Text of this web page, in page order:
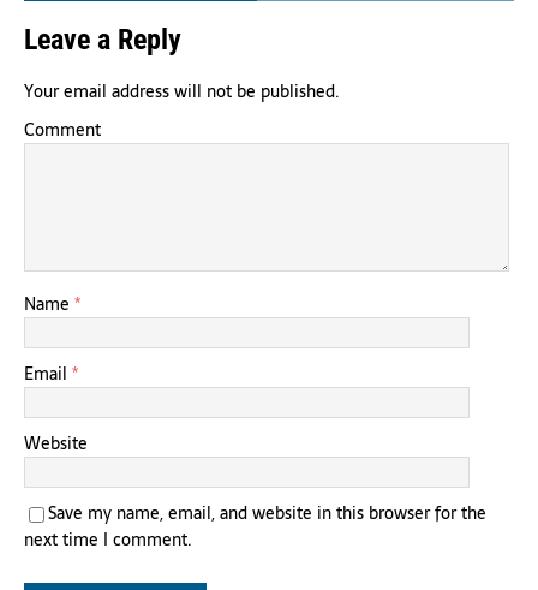
Leave a Reply
Your email address will not be published.
Comment
Name *
Email *
Website
Save my name, email, and website in this browser for the
next time I comment.